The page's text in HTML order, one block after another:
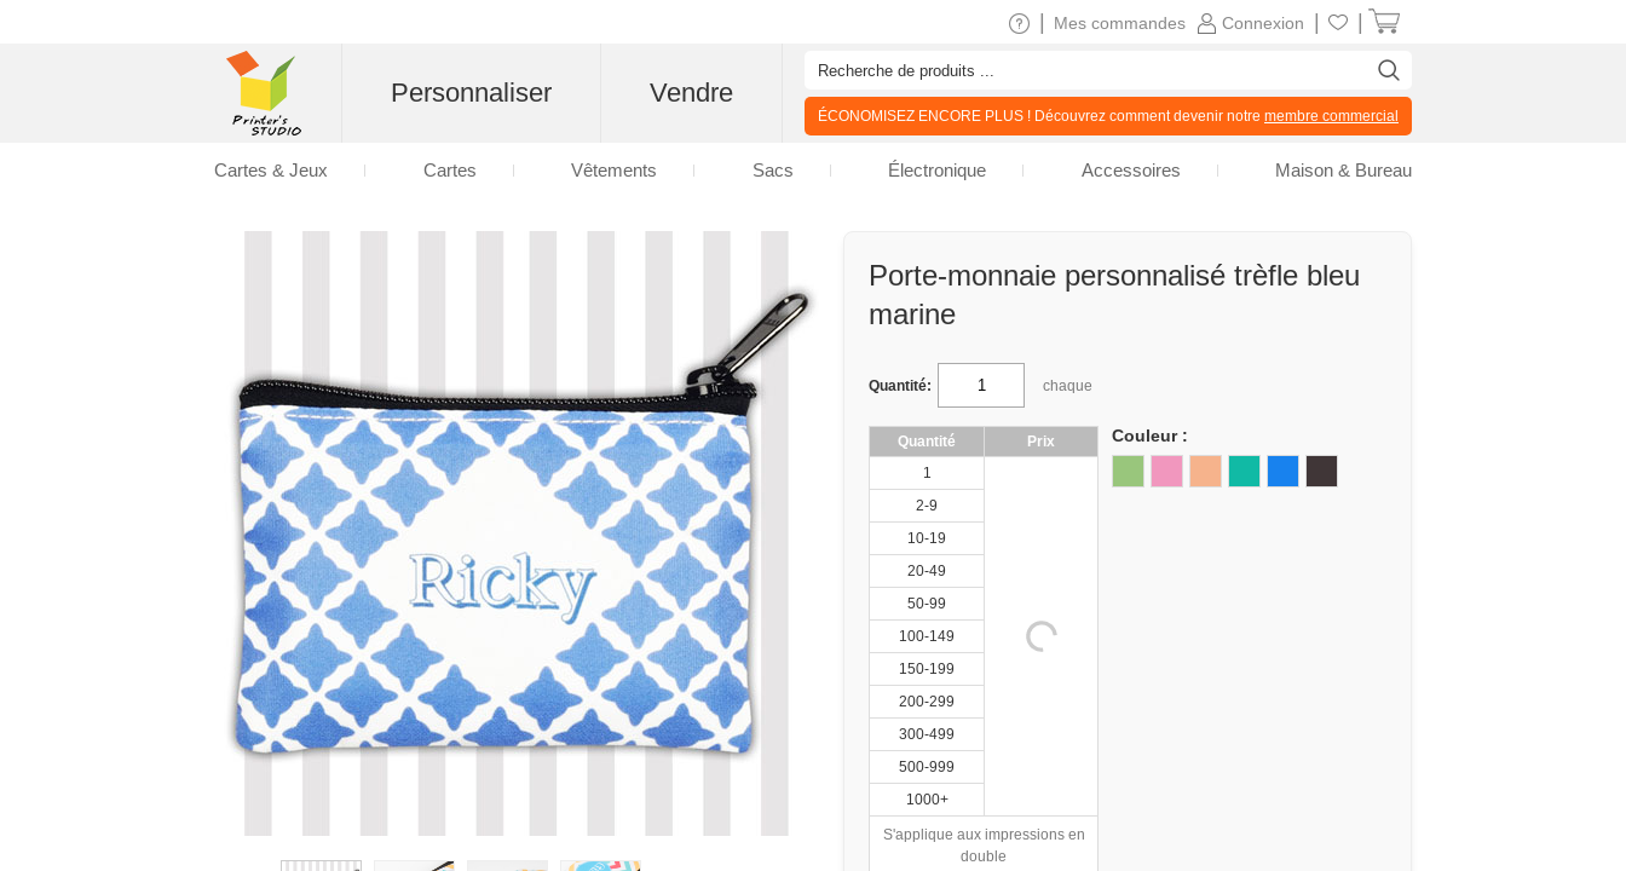
Porte-monnaie personnalisé trèfle bleu
marine
Quantité: chaque
Quantité
Prix
1
2-9
10-19
20-49
50-99
100-149
150-199
200-299
300-499
500-999
1000+
S'applique aux impressions en
double
Couleur :
Connexion
Mes commandes
Personnaliser Vendre
ÉCONOMISEZ ENCORE PLUS ! Découvrez comment devenir notre membre commercial
Cartes & Jeux Cartes Vêtements Sacs Électronique Accessoires Maison & Bureau